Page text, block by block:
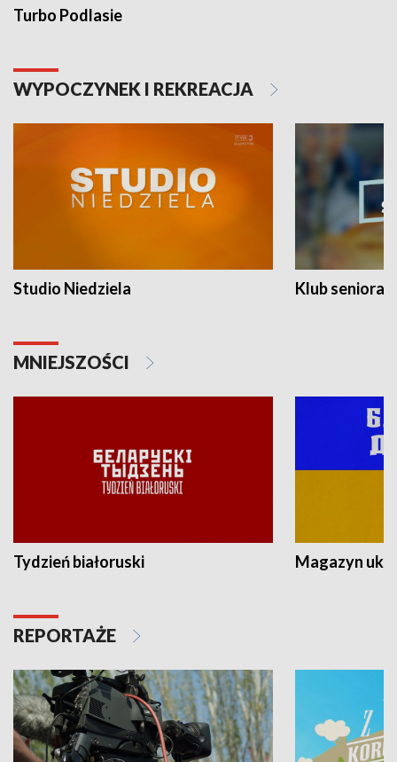
Turbo Podlasie
WYPOCZYNEK I REKREACJA
Studio Niedziela Klub seniora
MNIEJSZOŚCI
Tydzień białoruski Magazyn
REPORTAŻE